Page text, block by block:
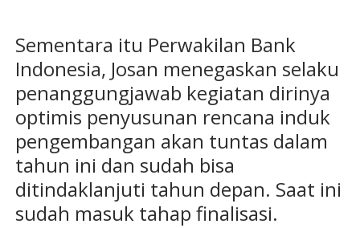
Sementara itu Perwakilan Bank
Indonesia, Josan menegaskan selaku
penanggungjawab kegiatan dirinya
optimis penyusunan rencana induk
pengembangan akan tuntas dalam
tahun ini dan sudah bisa
ditindaklanjuti tahun depan. Saat ini
sudah masuk tahap finalisasi.